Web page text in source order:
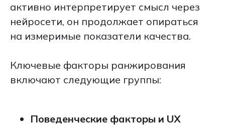
активно интерпретирует смысл через
нейросети, он продолжает опираться
на измеримые показатели качества.
Ключевые факторы ранжирования
включают следующие группы:
Поведенческие факторы и UX